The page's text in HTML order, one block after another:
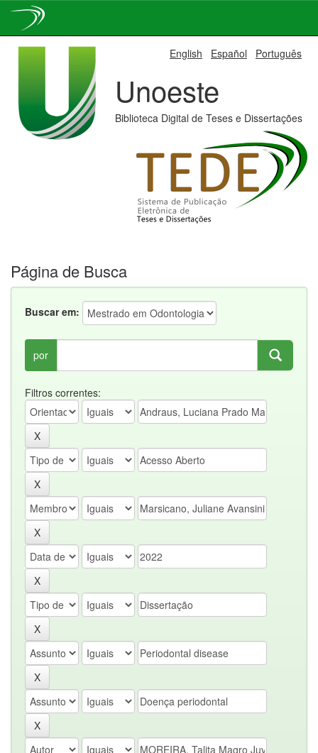
English Español Português
Unoeste
Biblioteca Digital de Teses e Dissertações
Página de Busca
Buscar em:
por
Filtros correntes: